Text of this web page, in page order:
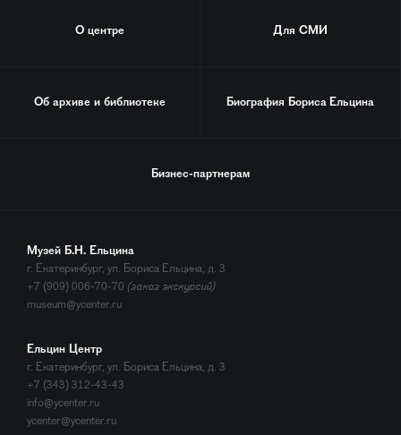
О центре Для СМИ
Об архиве и библиотеке Биография Бориса Ельцина
Бизнес-партнерам
Музей Б.Н. Ельцина
г. Екатеринбург, ул. Бориса Ельцина, д. 3
+7 (909) 006-70-70 (заказ экскурсий)
museum@ycenter.ru
Ельцин Центр
г. Екатеринбург, ул. Бориса Ельцина, д. 3
+7 (343) 312-43-43
info@ycenter.ru
ycenter@ycenter.ru